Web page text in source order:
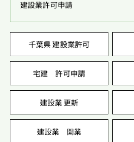
建設業許可申請
千葉県 建設業許可
宅建 許可申請
建設業 更新
建設業 開業